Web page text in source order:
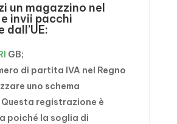
un magazzino nel
invii pacchi
GB;
di partita IVA nel Regno
uno schema
registrazione è
poiché la soglia di